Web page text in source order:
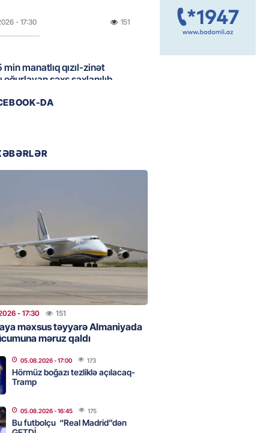
- 17:30 151
min manatlıq qızıl-zinət
oğurlayan şəxs saxlanılıb
- 17:00
həcmini üç dəfəyə yaxın
- 16:59 173
“Real Madrid”dən GETDİ
- 16:45 175
nin ilk qadın generalı oldu
- 16:30 177
və universitetlərə yaxın ev
diqqətinə: Kirayə
DA
- 17:30 151
məxsus təyyarə Almaniyada
məruz qaldı
05.08.2026- 17:00 173
Hörmüz boğazı tezliklə açılacaq-
Tramp
05.08.2026- 16:45 175
Bu futbolçu “Real Madrid”dən